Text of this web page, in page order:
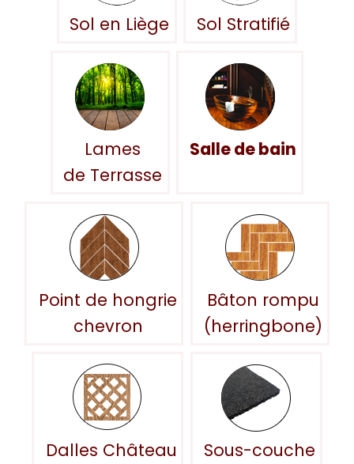
Sol en Liège Sol Stratifié
Lames
de Terrasse
Salle de bain
Point de hongrie
chevron
Bâton rompu
(herringbone)
Dalles Château
Sous-couche